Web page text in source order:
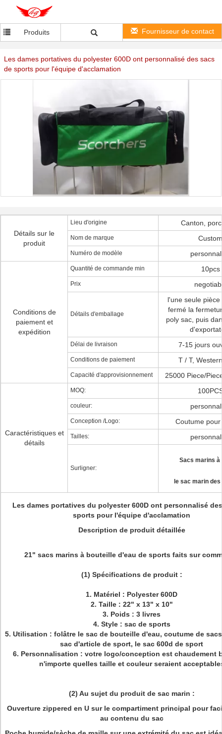
Produits Fournisseur de contact
Les dames portatives du polyester 600D ont personnalisé des sacs
de sports pour l'équipe d'acclamation
Détails sur le
produit
Lieu d'origine Canton,
Nom de marque Custom
Numéro de modèle
Conditions de
paiement et
expédition
Quantité de commande min 10pcs
Prix
Détails d'emballage
l'une seule
fermé la
poly sac, puis
Délai de livraison 7-15 jours
Conditions de paiement T / T,
Capacité d'approvisionnement 25000 Piece/
Caractéristiques et
détails
MOQ:
couleur:
Conception /Logo: Coutume
Tailles:
Surligner:
Sacs marins à
le sac marin
Les dames portatives du polyester 600D ont personnalisé
sports pour l'équipe d'acclamation
Description de produit détaillée
21" sacs marins à bouteille d'eau de sports faits sur
(1) Spécifications de produit :
1. Matériel : Polyester 600D
2. Taille : 22" x 13" x 10"
3. Poids : 3 livres
4. Style : sac de sports
5. Utilisation : folâtre le sac de bouteille d'eau, coutume de
sac d'article de sport, le sac 600d de sport
6. Personnalisation : votre logo/conception est chaudement
n'importe quelles taille et couleur seraient
(2) Au sujet du produit de sac marin :
Ouverture zippered en U sur le compartiment principal pour
au contenu du sac